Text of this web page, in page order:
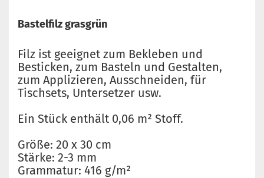
Bastelfilz grasgrün
Filz ist geeignet zum Bekleben und
Besticken, zum Basteln und Gestalten,
zum Applizieren, Ausschneiden, für
Tischsets, Untersetzer usw.
Ein Stück enthält 0,06 m² Stoff.
Größe: 20 x 30 cm
Stärke: 2-3 mm
Grammatur: 416 g/m²